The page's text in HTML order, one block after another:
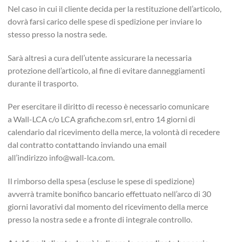
Nel caso in cui il cliente decida per la restituzione dell’articolo,
dovrà farsi carico delle spese di spedizione per inviare lo
stesso presso la nostra sede.
Sarà altresì a cura dell’utente assicurare la necessaria
protezione dell’articolo, al fine di evitare danneggiamenti
durante il trasporto.
Per esercitare il diritto di recesso è necessario comunicare
a Wall-LCA c/o LCA grafiche.com srl, entro 14 giorni di
calendario dal ricevimento della merce, la volontà di recedere
dal contratto contattando inviando una email
all’indirizzo info@wall-lca.com.
Il rimborso della spesa (escluse le spese di spedizione)
avverrà tramite bonifico bancario effettuato nell’arco di 30
giorni lavorativi dal momento del ricevimento della merce
presso la nostra sede e a fronte di integrale controllo.